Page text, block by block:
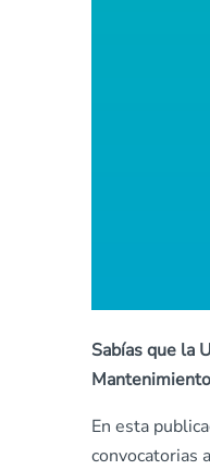
Sabías que la
En esta
convocatorias